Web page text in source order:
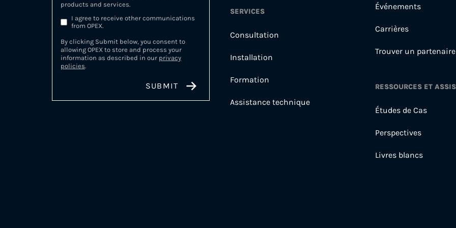
products and services.
I agree to receive other communications
from OPEX.
By clicking Submit below, you consent to
allowing OPEX to store and process your
information as described in our privacy
policies.
SERVICES
Consultation
Installation
Formation
Assistance technique
Événements
Carrières
Trouver un partenaire
RESSOURCES ET
Études de Cas
Perspectives
Livres blancs